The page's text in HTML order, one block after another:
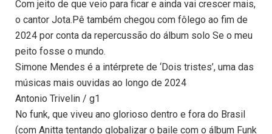
Com jeito de que veio para ficar e ainda vai crescer mais,
o cantor Jota.Pê também chegou com fôlego ao fim de
2024 por conta da repercussão do álbum solo Se o meu
peito fosse o mundo.
Simone Mendes é a intérprete de ‘Dois tristes’, uma das
músicas mais ouvidas ao longo de 2024
Antonio Trivelin / g1
No funk, que viveu ano glorioso dentro e fora do Brasil
(com Anitta tentando globalizar o baile com o álbum Funk